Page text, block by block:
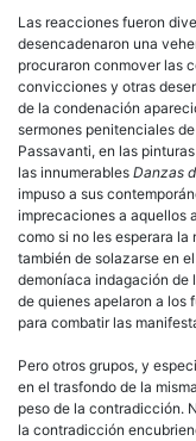
Las reacciones fueron
desencadenaron una
procuraron conmover las
convicciones y otras
de la condenación
sermones penitenciales
Passavanti, en las
las innumerables Danzas
impuso a sus
imprecaciones a aquellos
como si no les esperara
también de solazarse en
demoníaca indagación de
de quienes apelaron a los
para combatir las
Pero otros grupos, y
en el trasfondo de la
peso de la contradicción.
la contradicción